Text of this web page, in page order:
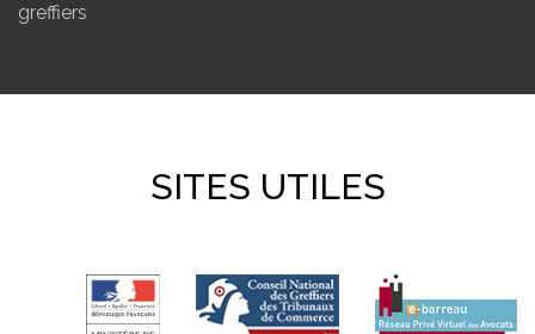
greffiers
SITES UTILES